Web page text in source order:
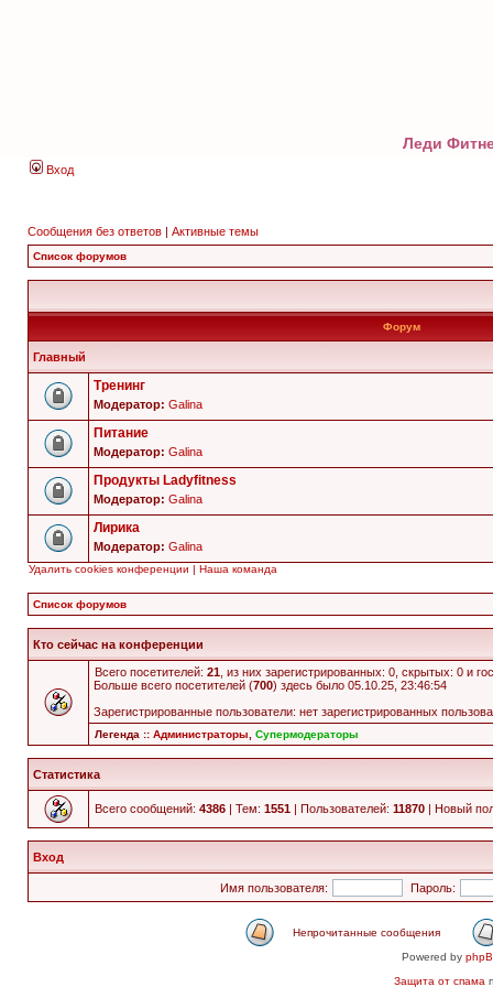
Леди
Вход
Сообщения без ответов | Активные темы
Список форумов
Форум
Главный
Тренинг
Модератор: Galina
Питание
Модератор: Galina
Продукты Ladyfitness
Модератор: Galina
Лирика
Модератор: Galina
Удалить cookies конференции | Наша команда
Список форумов
Кто сейчас на конференции
Всего посетителей: 21 , из них зарегистрированных: 0, скрытых: 0 и
Больше всего посетителей (700) здесь было 05.10.25, 23:46:54
Зарегистрированные пользователи: нет зарегистрированных
Легенда :: Администраторы Супермодераторы
Статистика
Всего сообщений: 4386 | Тем: 1551 | Пользователей: 11870 | Новый
Вход
Имя пользователя: Пароль:
Непрочитанные сообщения
Powered by
Защита от спама